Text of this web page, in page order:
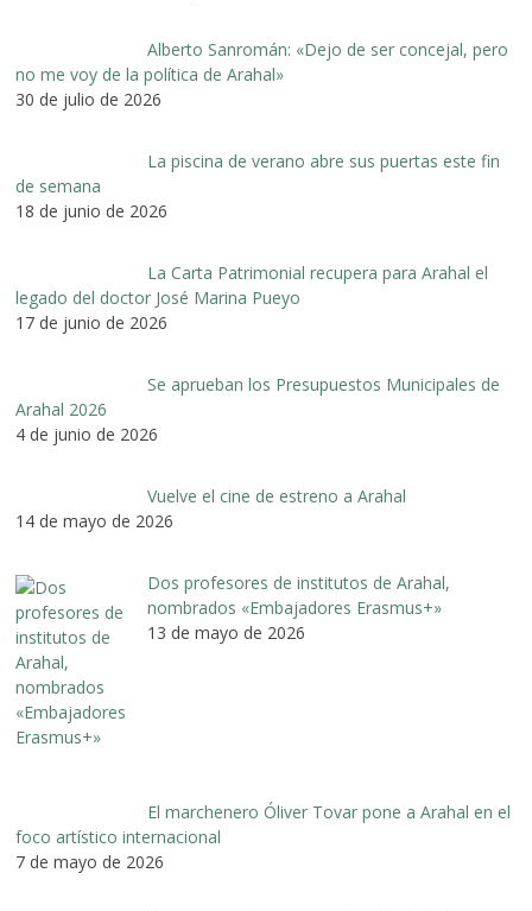
Alberto Sanromán: «Dejo de ser concejal, pero
no me voy de la política de Arahal»
30 de julio de 2026
La piscina de verano abre sus puertas este fin
de semana
18 de junio de 2026
La Carta Patrimonial recupera para Arahal el
legado del doctor José Marina Pueyo
17 de junio de 2026
Se aprueban los Presupuestos Municipales de
Arahal 2026
4 de junio de 2026
Vuelve el cine de estreno a Arahal
14 de mayo de 2026
Dos profesores de institutos de Arahal,
nombrados «Embajadores Erasmus+»
13 de mayo de 2026
El marchenero Óliver Tovar pone a Arahal en el
foco artístico internacional
7 de mayo de 2026